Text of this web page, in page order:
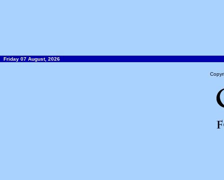
Friday 07 August, 2026